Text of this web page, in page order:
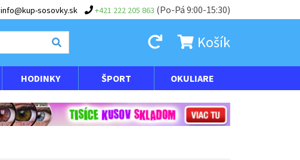
info@kup-sosovky.sk +421 222 205 863 (Po-Pá 9:00-15:30)
Košík
HODINKY ŠPORT OKULIARE